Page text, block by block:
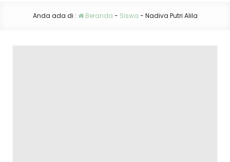
Anda ada di : Beranda - Siswa - Nadiva Putri Alila